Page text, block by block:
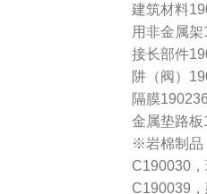
建筑材料
用非金属
接长部件
阱（阀）
隔膜
金属垫路板
※岩棉制品
C190030
C190039